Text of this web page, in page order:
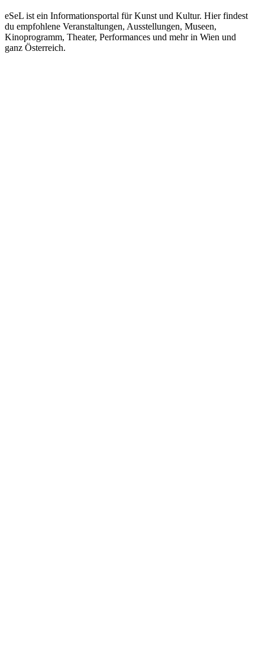
eSeL ist ein Informationsportal für Kunst und Kultur. Hier findest
du empfohlene Veranstaltungen, Ausstellungen, Museen,
Kinoprogramm, Theater, Performances und mehr in Wien und
ganz Österreich.